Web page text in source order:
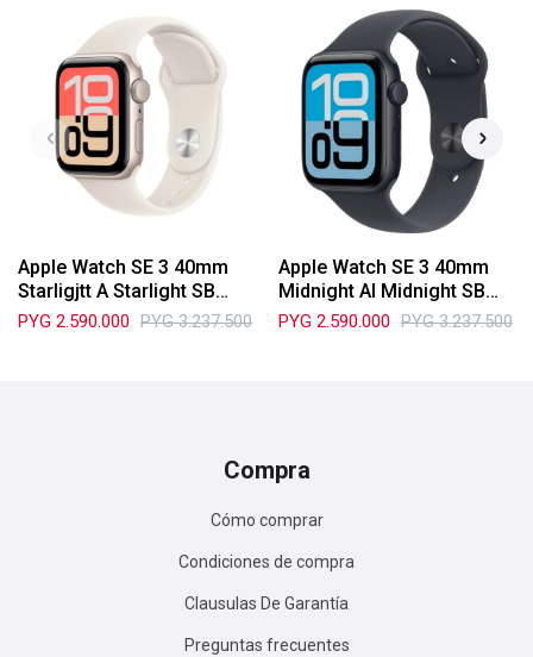
Apple Watch SE 3 40mm
Starligjtt A Starlight SB
S/M MEH34LW/A
PYG 2.590.000 PYG 3.237.500
Apple Watch SE 3 40mm
Midnight Al Midnight SB
S/M MEH94LW/A
PYG 2.590.000 PYG 3.237.500
Compra
Cómo comprar
Condiciones de compra
Clausulas De Garantía
Preguntas frecuentes